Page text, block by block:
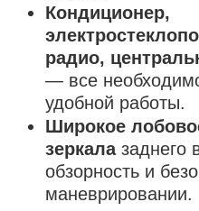
Кондиционер,
радио,
— все
удобной работы.
Широкое
зеркалазаднего
обзорность и
маневрировании.